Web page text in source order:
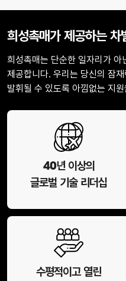
희성촉매가 제공하는 차
희성촉매는 단순한 일자리가
제공합니다. 우리는 당신의 잠
발휘될 수 있도록 아낌없는 지
40년 이상의
글로벌 기술 리더십
수평적이고 열린